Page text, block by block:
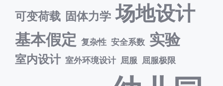
可变荷载 固体力学 场地设计
基本假定 复杂性 安全系数 实验
室内设计 室外环境设计 屈服 屈服极限